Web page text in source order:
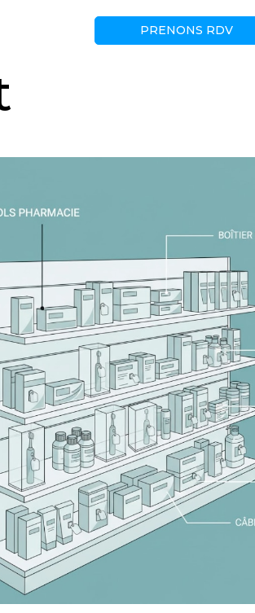
PRENONS RDV